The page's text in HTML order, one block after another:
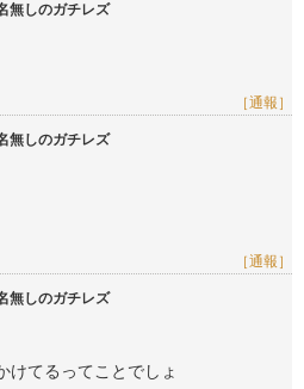
無しのガチレズ
［通報］
無しのガチレズ
［通報］
無しのガチレズ
けてるってことでしょ